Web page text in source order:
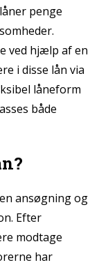
penge
ved hjælp af en
i disse lån via
låneform
både
ansøgning og
Efter
modtage
har